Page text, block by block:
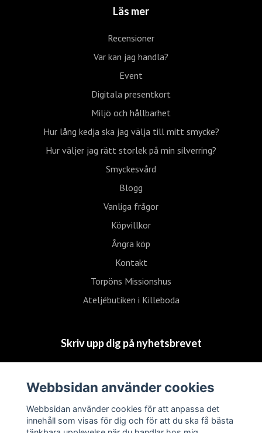
Läs mer
Recensioner
Var kan jag handla?
Event
Digitala presentkort
Miljö och hållbarhet
Hur lång kedja ska jag välja till mitt smycke?
Hur väljer jag rätt storlek på min silverring?
Smyckesvård
Blogg
Vanliga frågor
Köpvillkor
Ångra köp
Kontakt
Torpöns Missionshus
Ateljébutiken i Killeboda
Skriv upp dig på nyhetsbrevet
mig
Webbsidan använder cookies
Webbsidan använder cookies för att anpassa det
innehåll som visas för dig och för att du ska få bästa